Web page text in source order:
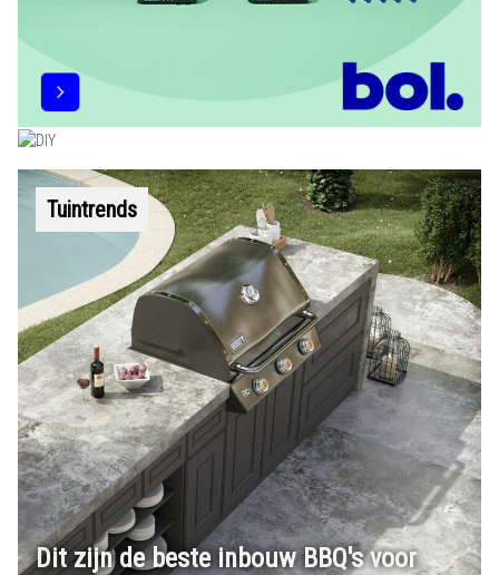
Tuintrends
Dit zijn de beste inbouw BBQ's voor